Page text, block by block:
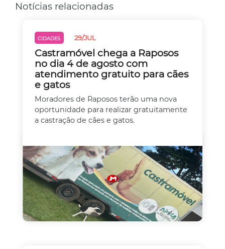
Notícias relacionadas
CIDADES 29/JUL
Castramóvel chega a Raposos
no dia 4 de agosto com
atendimento gratuito para cães
e gatos
Moradores de Raposos terão uma nova
oportunidade para realizar gratuitamente
a castração de cães e gatos.